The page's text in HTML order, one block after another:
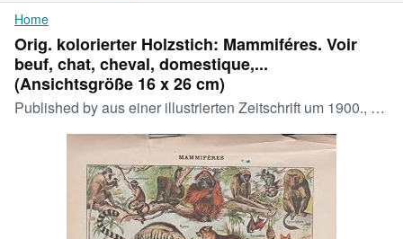
My Account
My Purchases
Advanced Search
Browse Collections
Art & Collectibles
Home
Orig. kolorierter Holzstich: Mammiféres. Voir
beuf, chat, cheval, domestique,...
(Ansichtsgröße 16 x 26 cm)
Published byaus einer illustrierten Zeitschrift um 1900., 1900